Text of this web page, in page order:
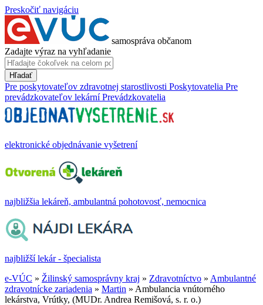
Preskočiť navigáciu
samospráva občanom
Zadajte výraz na vyhľadanie
Hľadať
Pre poskytovateľov zdravotnej starostlivosti Poskytovatelia Pre
prevádzkovateľov lekární Prevádzkovatelia
elektronické objednávanie vyšetrení
najbližšia lekáreň, ambulantná pohotovosť, nemocnica
najbližší lekár - špecialista
e-VÚC » Žilinský samosprávny kraj » Zdravotníctvo » Ambulantné
zdravotnícke zariadenia » Martin » Ambulancia vnútorného
lekárstva, Vrútky, (MUDr. Andrea Remišová, s. r. o.)